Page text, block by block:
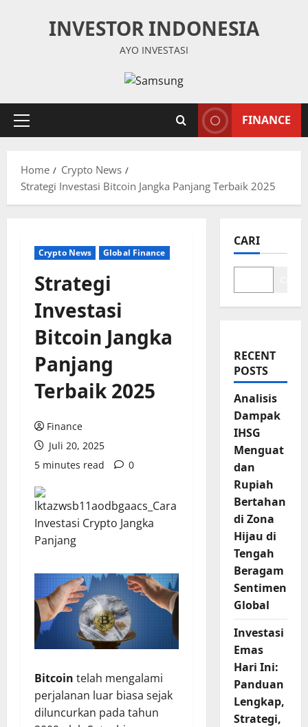
INVESTOR INDONESIA
AYO INVESTASI
Primary
FINANCE
Home
Crypto News
Strategi Investasi Bitcoin Jangka Panjang Terbaik 2025
Crypto News Global Finance
Strategi
Investasi
Bitcoin Jangka
Panjang
Terbaik 2025
Finance
Juli 20, 2025
5 minutes read
0
Bitcoin telah mengalami
perjalanan luar biasa sejak
diluncurkan pada tahun
CARI
RECENT
POSTS
Analisis
Dampak
IHSG
Menguat
dan
Rupiah
Bertahan
di Zona
Hijau di
Tengah
Beragam
Sentimen
Global
Investasi
Emas
Hari Ini:
Panduan
Lengkap,
Strategi,